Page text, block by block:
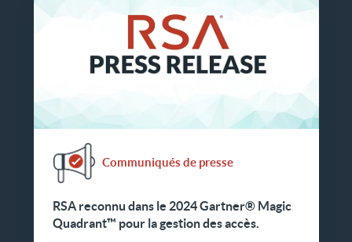
Communiqués de presse
RSA reconnu dans le 2024 Gartner® Magic
Quadrant™ pour la gestion des accès.